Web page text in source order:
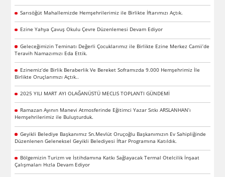
Sarısöğüt Mahallemizde Hemşehrilerimiz ile Birlikte İftarımızı Açtık.
Ezine Yahya Çavuş Okulu Çevre Düzenlemesi Devam Ediyor
Geleceğimizin Teminatı Değerli Çocuklarımız ile Birlikte Ezine Merkez Camii’de
Teravih Namazımızı Eda Ettik.
Ezinemiz’de Birlik Beraberlik Ve Bereket Soframızda 9.000 Hemşehrimiz İle
Birlikte Oruçlarımızı Açtık..
2025 YILI MART AYI OLAĞANÜSTÜ MECLIS TOPLANTI GÜNDEMİ
Ramazan Ayının Manevi Atmosferinde Eğitimci Yazar Sıtkı ARSLANHAN’ı
Hemşehrilerimiz ile Buluşturduk.
Geyikli Belediye Başkanımız Sn.Mevlüt Oruçoğlu Başkanımızın Ev Sahipliğinde
Düzenlenen Geleneksel Geyikli Belediyesi İftar Programına Katıldık.
Bölgemizin Turizm ve İstihdamına Katkı Sağlayacak Termal Otelcilik İnşaat
Çalışmaları Hızla Devam Ediyor